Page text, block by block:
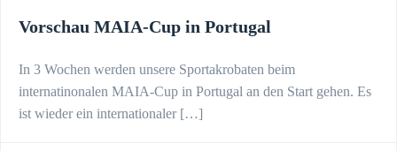
Vorschau MAIA-Cup in Portugal
In 3 Wochen werden unsere Sportakrobaten beim
internatinonalen MAIA-Cup in Portugal an den Start gehen. Es
ist wieder ein internationaler […]